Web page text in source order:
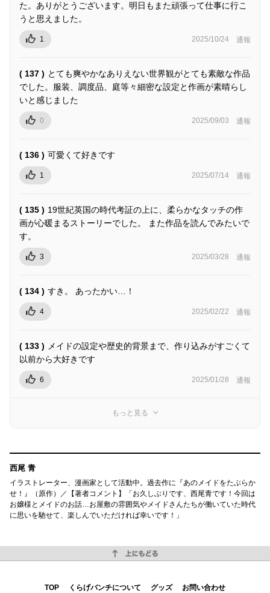
た。ありがとうございます。明日もまた頑張って仕事に行こ
うと思えました。
1 2025/10/24 通報
( 137 ) とても爽やかなありえない世界観がとても素敵な作品
でした。服装、調度品、庭等々細密な設定と作画が素晴らし
いと感じました
0 2025/09/03 通報
( 136 ) 可愛くて好きです
1 2025/07/14 通報
( 135 ) 19世紀英国の時代考証の上に、柔らかなタッチの作
画が心暖まるストーリーでした。 また作品を読んでみたいで
す。
3 2025/03/28 通報
( 134 ) すき。 あったかい…！
4 2025/02/22 通報
( 133 )
メイドの設定や歴史的背景まで、作り込みがすごくて
以前から大好きです
6 2025/01/28 通報
もっと見る
西尾 青
イラストレーター、漫画家として活動中。過去作に『あのメイドをたぶらか
せ！』（原作）／【著者コメント】「お久しぶりです、西尾青です！今回は
お嬢様とメイドのお話…お屋敷の雰囲気やメイドさんたちが働いていた時代
に思いを馳せて、楽しんでいただければ幸いです！」
TOP くらげバンチについて グッズ お問い合わせ